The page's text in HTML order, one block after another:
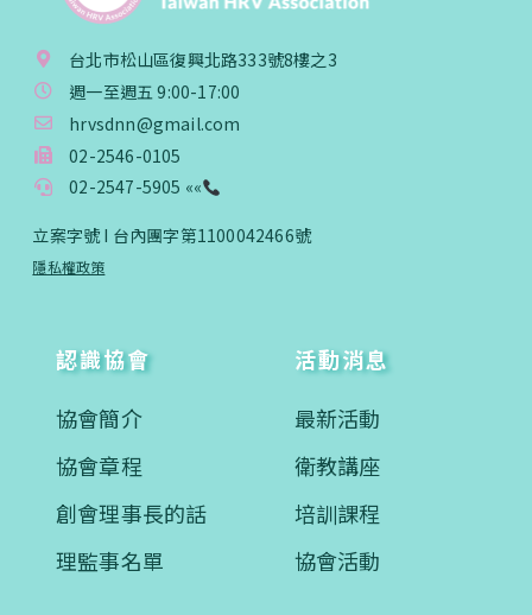
台北市松山區復興北路333號8樓之3
週一至週五 9:00-17:00
hrvsdnn@gmail.com
02-2546-0105
02-2547-5905 ««
立案字號 I 台內團字第1100042466號
隱私權政策
認識協會
協會簡介
協會章程
創會理事長的話
理監事名單
活動消息
最新活動
衛教講座
培訓課程
協會活動